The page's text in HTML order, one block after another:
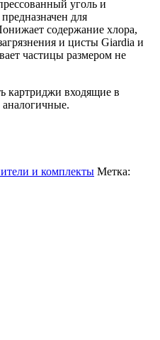
уголь и
для
содержание хлора,
и цисты Giardia и
частицы размером не
картриджи входящие в
и комплекты Метка: